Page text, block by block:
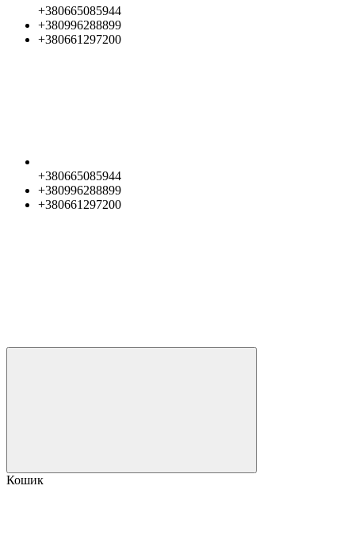
+380665085944
+380996288899
+380661297200
+380665085944
+380996288899
+380661297200
Кошик